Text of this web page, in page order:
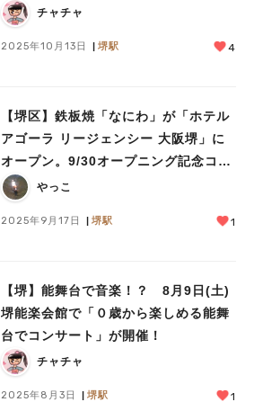
チャチャ
2025年10月13日 堺駅 4
【堺区】鉄板焼「なにわ」が「ホテル
アゴーラ リージェンシー 大阪堺」に
オープン。9/30オープニング記念コー
ス登場やっこ
2025年9月17日 堺駅 1
【堺】能舞台で音楽！？ 8月9日(土)
堺能楽会館で「０歳から楽しめる能舞
台でコンサート」が開催！
チャチャ
2025年8月3日 堺駅 1